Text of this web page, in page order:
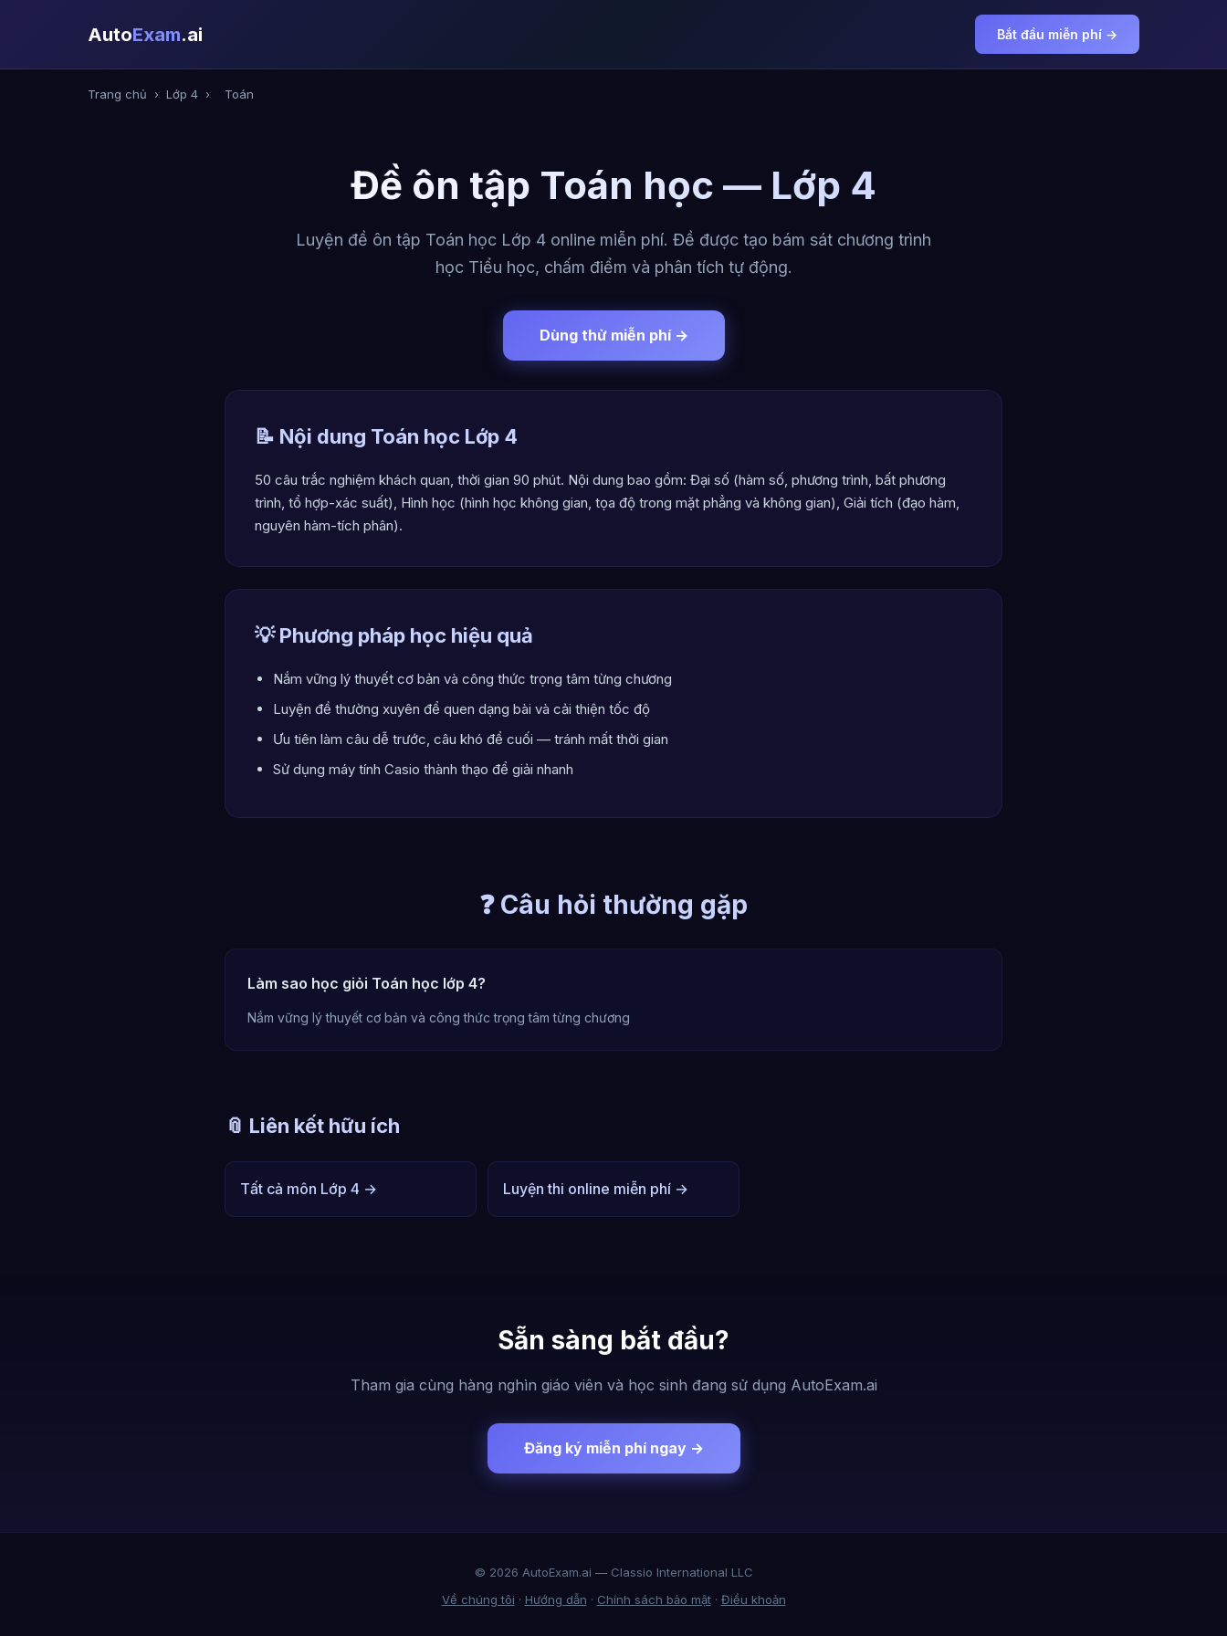
AutoExam.ai Bắt đầu miễn phí →
Trang chủ › Lớp 4 › Toán
Đề ôn tập Toán học — Lớp 4
Luyện đề ôn tập Toán học Lớp 4 online miễn phí. Đề được tạo bám sát chương trình
học Tiểu học, chấm điểm và phân tích tự động.
Dùng thử miễn phí →
📝 Nội dung Toán học Lớp 4
50 câu trắc nghiệm khách quan, thời gian 90 phút. Nội dung bao gồm: Đại số (hàm số, phương trình, bất phương
trình, tổ hợp-xác suất), Hình học (hình học không gian, tọa độ trong mặt phẳng và không gian), Giải tích (đạo hàm,
nguyên hàm-tích phân).
💡 Phương pháp học hiệu quả
Nắm vững lý thuyết cơ bản và công thức trọng tâm từng chương
Luyện đề thường xuyên để quen dạng bài và cải thiện tốc độ
Ưu tiên làm câu dễ trước, câu khó để cuối — tránh mất thời gian
Sử dụng máy tính Casio thành thạo để giải nhanh
❓ Câu hỏi thường gặp
Làm sao học giỏi Toán học lớp 4?
Nắm vững lý thuyết cơ bản và công thức trọng tâm từng chương
📎 Liên kết hữu ích
Tất cả môn Lớp 4 → Luyện thi online miễn phí →
Sẵn sàng bắt đầu?
Tham gia cùng hàng nghìn giáo viên và học sinh đang sử dụng AutoExam.ai
Đăng ký miễn phí ngay →
© 2026 AutoExam.ai — Classio International LLC
Về chúng tôi · Hướng dẫn · Chính sách bảo mật· Điều khoản